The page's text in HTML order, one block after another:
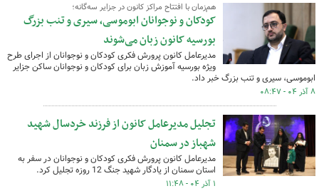
هم‌زمان با افتتاح مراکز کانون در جزایر سه‌گانه؛
کودکان و نوجوانان ابوموسی، سیری و تنب بزرگ
بورسیه کانون زبان می‌شوند
مدیرعامل کانون پرورش فکری کودکان و نوجوانان از اجرای طرح
ویژه بورسیه آموزش زبان برای کودکان و نوجوانان ساکن جزایر
ابوموسی، سیری و تنب بزرگ خبر داد.
۸ آذر ۰۴ - ۰۸:۴۷
تجلیل مدیرعامل کانون از فرزند خردسال شهید
شهباز در سمنان
مدیرعامل کانون پرورش فکری کودکان و نوجوانان در سفر به
استان سمنان از یادگار شهید جنگ 12 روزه تجلیل کرد.
۱ آذر ۰۴ - ۱۱:۴۸